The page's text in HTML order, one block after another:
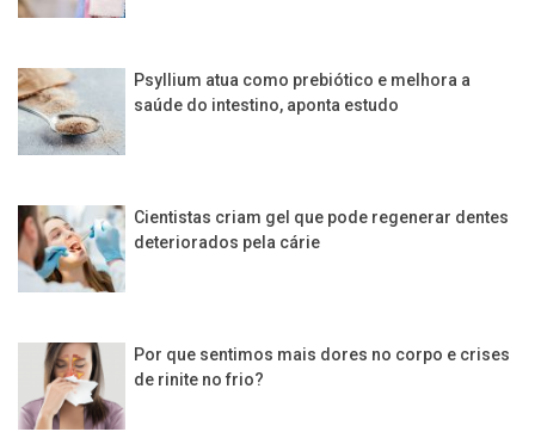
Psyllium atua como prebiótico e melhora a
saúde do intestino, aponta estudo
Cientistas criam gel que pode regenerar dentes
deteriorados pela cárie
Por que sentimos mais dores no corpo e crises
de rinite no frio?